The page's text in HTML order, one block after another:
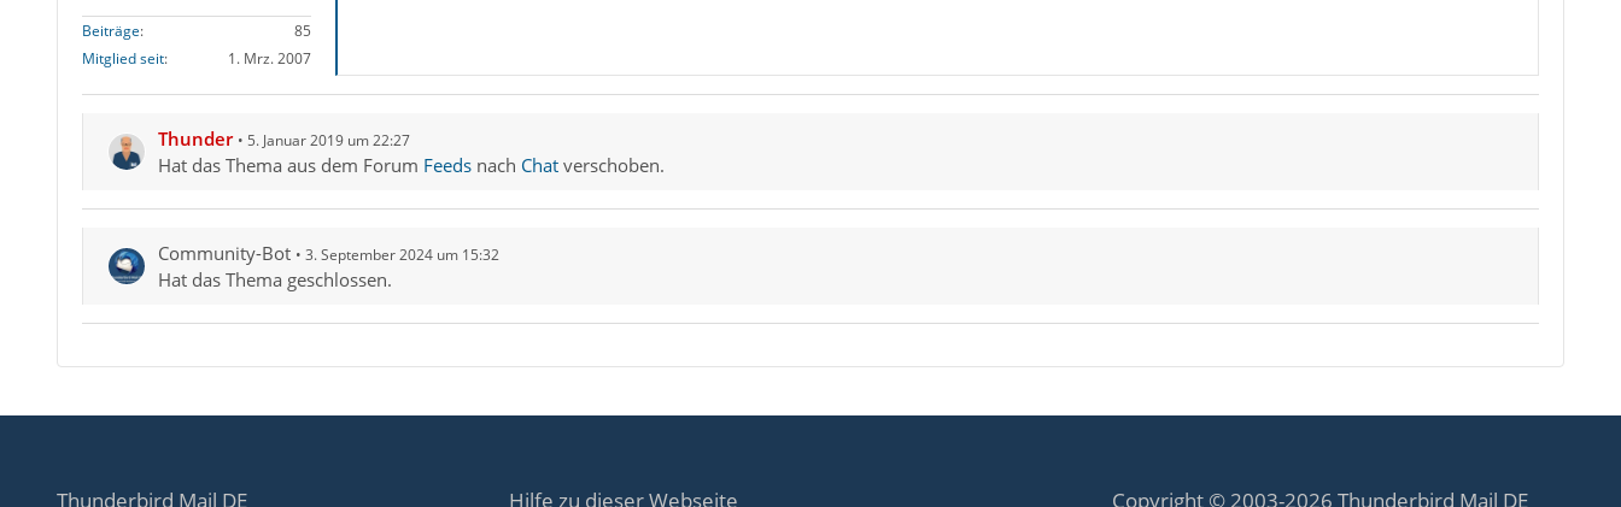
Beiträge
85
Mitglied seit
1. Mrz. 2007
Thunder 5. Januar 2019 um 22:27
Hat das Thema aus dem Forum Feedsnach Chatverschoben.
Community-Bot 3. September 2024 um 15:32
Hat das Thema geschlossen.
Thunderbird Mail DE Hilfe zu dieser Webseite Copyright © 2003-2026 Thunderbird Mail DE